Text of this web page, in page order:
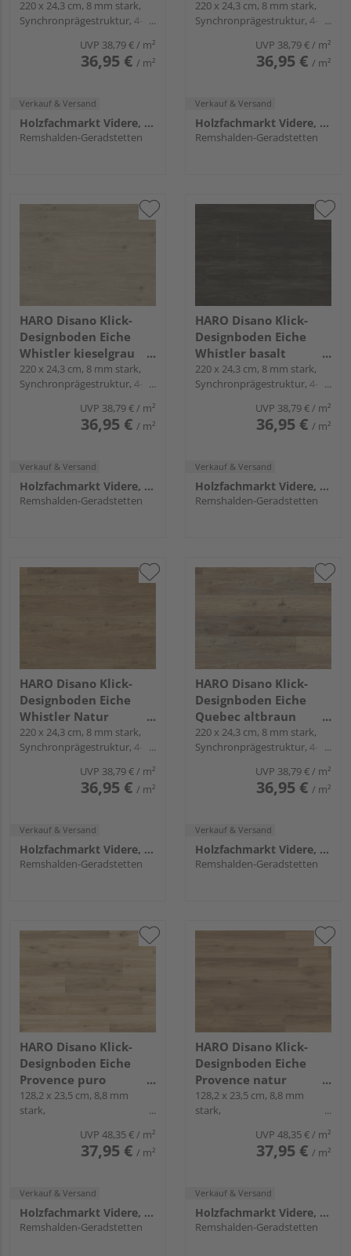
Landhausdiele -
WaveAqua
220 x 24,3 cm, 8 mm stark,
Synchronprägestruktur, 4-
UVP 38,79 € / m²
36,95 € / m²
Verkauf & Versand
Holzfachmarkt Videre, Remshalden
Remshalden-Geradstetten
Landhausdiele -
WaveAqua
220 x 24,3 cm, 8 mm stark,
Synchronprägestruktur, 4-
UVP 38,79 € / m²
36,95 € / m²
Verkauf & Versand
Holzfachmarkt Videre, Remshalden
Remshalden-Geradstetten
HARO Disano Klick-
Designboden Eiche
Whistler kieselgrau
Landhausdiele -
WaveAqua
220 x 24,3 cm, 8 mm stark,
Synchronprägestruktur, 4-
UVP 38,79 €/ m²
36,95 € / m²
Verkauf & Versand
Holzfachmarkt Videre, Remshalden
Remshalden-Geradstetten
HARO Disano Klick-
Designboden Eiche
Whistler basalt
Landhausdiele -
WaveAqua
220 x 24,3 cm, 8 mm stark,
Synchronprägestruktur, 4-
UVP 38,79 €/ m²
36,95 € / m²
Verkauf & Versand
Holzfachmarkt Videre, Remshalden
Remshalden-Geradstetten
HARO Disano Klick-
Designboden Eiche
Whistler Natur
Landhausdiele -
WaveAqua
220 x 24,3 cm, 8 mm stark,
Synchronprägestruktur, 4-
UVP 38,79 €/ m²
36,95 € / m²
Verkauf & Versand
Holzfachmarkt Videre, Remshalden
Remshalden-Geradstetten
HARO Disano Klick-
Designboden Eiche
Quebec altbraun
Landhausdiele -
WaveAqua
220 x 24,3 cm, 8 mm stark,
Synchronprägestruktur, 4-
UVP 38,79 €/ m²
36,95 € / m²
Verkauf & Versand
Holzfachmarkt Videre, Remshalden
Remshalden-Geradstetten
HARO Disano Klick-
Designboden Eiche
Provence puro
Landhausdiele -
LifeAqua
128,2 x 23,5 cm, 8,8 mm
stark,
seitig, Fold-Down
UVP 48,35 €/ m²
37,95 € / m²
Verkauf & Versand
Holzfachmarkt Videre, Remshalden
Remshalden-Geradstetten
HARO Disano Klick-
Designboden Eiche
Provence natur
Landhausdiele -
LifeAqua
128,2 x 23,5 cm, 8,8 mm
stark,
seitig, Fold-Down
UVP 48,35 €/ m²
37,95 € / m²
Verkauf & Versand
Holzfachmarkt Videre, Remshalden
Remshalden-Geradstetten